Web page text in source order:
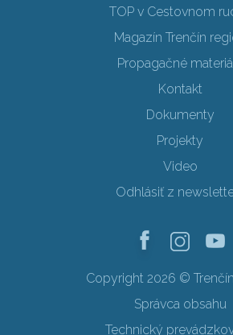
TOP v Cestovnom
Magazín Trenčín
Propagačné
Kontakt
Dokumenty
Projekty
Video
Odhlásiť z
Copyright 2026 ©
Správca obsahu
Technický